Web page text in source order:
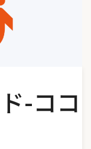
-ココ